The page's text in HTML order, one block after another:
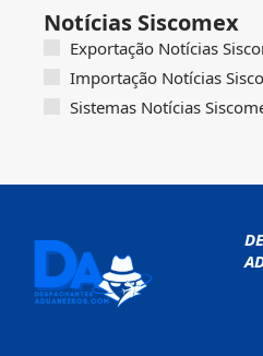
Notícias Siscomex
Exportação Notícias
Importação Notícias
Sistemas Notícias